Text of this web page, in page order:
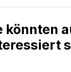
könnten